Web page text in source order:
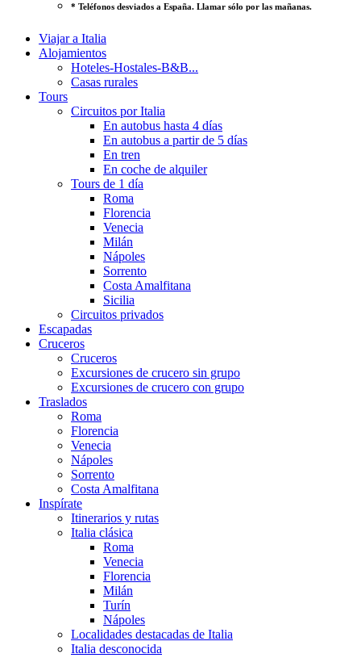
* Teléfonos desviados a España. Llamar sólo por las mañanas.
Viajar a Italia
Alojamientos
Hoteles-Hostales-B&B...
Casas rurales
Tours
Circuitos por Italia
En autobus hasta 4 días
En autobus a partir de 5 días
En tren
En coche de alquiler
Tours de 1 día
Roma
Florencia
Venecia
Milán
Nápoles
Sorrento
Costa Amalfitana
Sicilia
Circuitos privados
Escapadas
Cruceros
Cruceros
Excursiones de crucero sin grupo
Excursiones de crucero con grupo
Traslados
Roma
Florencia
Venecia
Nápoles
Sorrento
Costa Amalfitana
Inspírate
Itinerarios y rutas
Italia clásica
Roma
Venecia
Florencia
Milán
Turín
Nápoles
Localidades destacadas de Italia
Italia desconocida